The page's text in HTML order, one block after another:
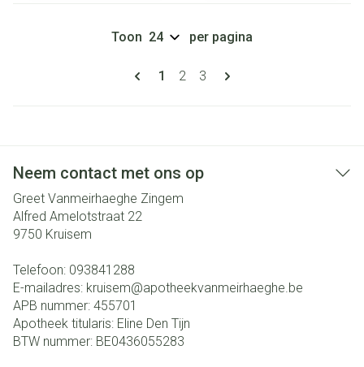
Pagina's
U lees momenteel pagina
1 Pagina
2 Pagina
3
Toon per pagina
Neem contact met ons op
Greet Vanmeirhaeghe Zingem
Alfred Amelotstraat 22
9750 Kruisem
Telefoon: 093841288
E-mailadres: kruisem@apotheekvanmeirhaeghe.be
APB nummer: 455701
Apotheek titularis: Eline Den Tijn
BTW nummer: BE0436055283